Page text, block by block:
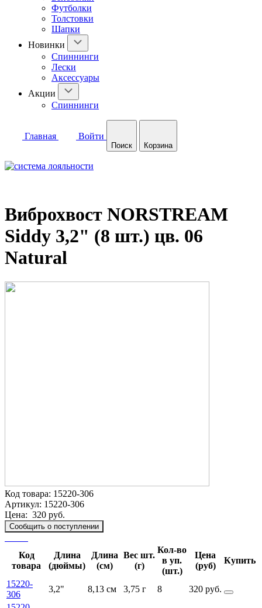
Футболки
Толстовки
Шапки
Новинки
Спиннинги
Лески
Аксессуары
Акции
Спиннинги
Главная Войти
Поиск Корзина
Виброхвост NORSTREAM
Siddy 3,2" (8 шт.) цв. 06
Natural
Код товара: 15220-306
Артикул: 15220-306
Цена: 320 руб.
Сообщить о поступлении
Код
товара
Длина
(дюймы)
Длина
(см)
Вес шт.
(г)
Кол-во
в уп.
(шт.)
Цена
(руб)
Купить
15220-
306
3,2" 8,13 см 3,75 г 8
320 руб.